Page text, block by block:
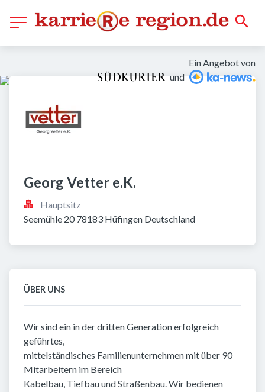
Ein Angebot von
und
Georg Vetter e.K.
Hauptsitz
Seemühle 20 78183 Hüfingen Deutschland
ÜBER UNS
Wir sind ein in der dritten Generation erfolgreich
geführtes,
mittelständisches Familienunternehmen mit über 90
Mitarbeitern im Bereich
Kabelbau, Tiefbau und Straßenbau. Wir bedienen